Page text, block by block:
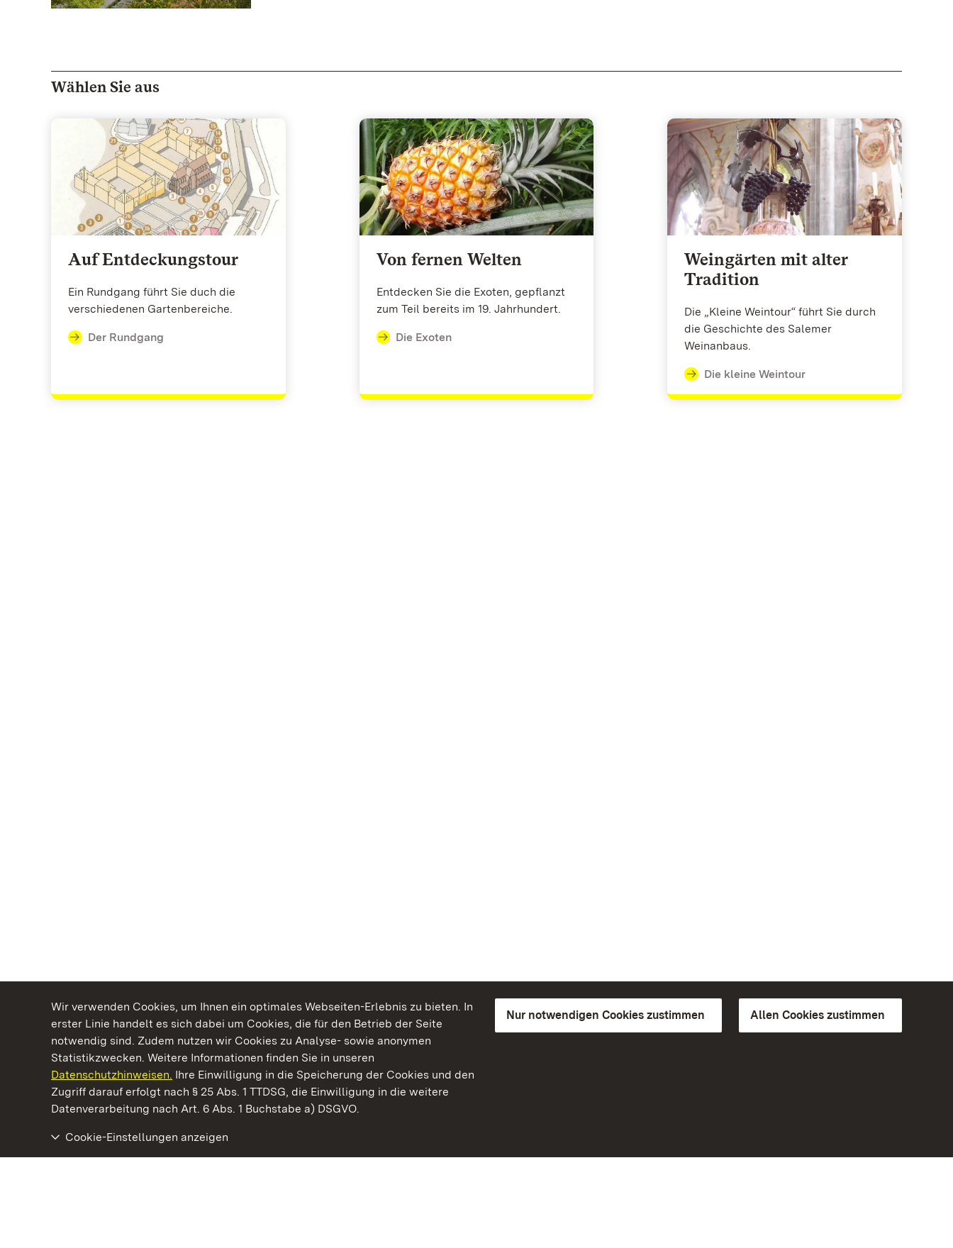
Wir verwenden Cookies, um Ihnen ein optimales Webseiten-Erlebnis zu bieten. In
erster Linie handelt es sich dabei um Cookies, die für den Betrieb der Seite
notwendig sind. Zudem nutzen wir Cookies zu Analyse- sowie anonymen
Statistikzwecken. Weitere Informationen finden Sie in unseren
Datenschutzhinweisen. Ihre Einwilligung in die Speicherung der Cookies und den
Zugriff darauf erfolgt nach § 25 Abs. 1 TTDSG, die Einwilligung in die weitere
Datenverarbeitung nach Art. 6 Abs. 1 Buchstabe a) DSGVO.
Nur notwendigen Cookies zustimmen Allen Cookies zustimmen
Cookie-Einstellungen anzeigen
Wählen Sie aus
Auf Entdeckungstour
Ein Rundgang führt Sie duch die
verschiedenen Gartenbereiche.
Der Rundgang
Von fernen Welten
Entdecken Sie die Exoten, gepflanzt
zum Teil bereits im 19. Jahrhundert.
Die Exoten
Weingärten mit alter
Tradition
Die „Kleine Weintour“ führt Sie durch
die Geschichte des Salemer
Weinanbaus.
Die kleine Weintour
Kommen. Staunen. Genießen.